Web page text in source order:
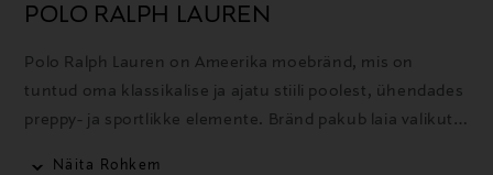
POLO RALPH LAUREN
Polo Ralph Lauren on Ameerika moebränd, mis on
tuntud oma klassikalise ja ajatu stiili poolest, ühendades
preppy- ja sportlikke elemente. Bränd pakub laia valikut
Näita Rohkem